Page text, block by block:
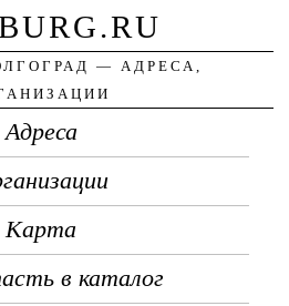
— АДРЕСА,
Адреса
Карта
в каталог